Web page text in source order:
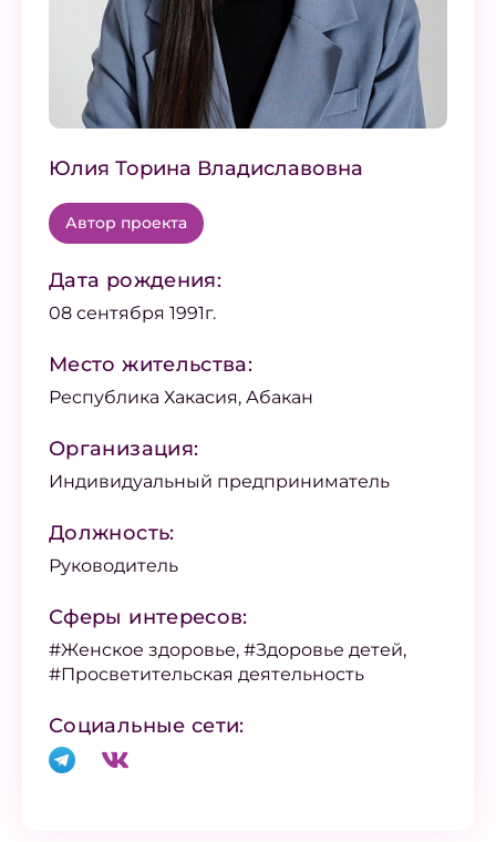
Юлия Торина Владиславовна
Автор проекта
Дата рождения:
08 сентября 1991г.
Место жительства:
Республика Хакасия, Абакан
Организация:
Индивидуальный предприниматель
Должность:
Руководитель
Сферы интересов:
#Женское здоровье, #Здоровье детей,
#Просветительская деятельность
Социальные сети: